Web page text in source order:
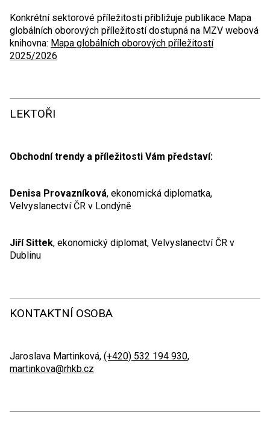
Konkrétní sektorové příležitosti přibližuje publikace Mapa
globálních oborových příležitostí dostupná na MZV webová
knihovna: Mapa globálních oborových příležitostí
2025/2026
LEKTOŘI
Obchodní trendy a příležitosti Vám představí:
Denisa Provazníková, ekonomická diplomatka,
Velvyslanectví ČR v Londýně
Jiří Sittek, ekonomický diplomat, Velvyslanectví ČR v
Dublinu
KONTAKTNÍ OSOBA
Jaroslava Martinková, (+420) 532 194 930,
martinkova@rhkb.cz